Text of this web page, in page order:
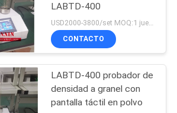
LABTD-400
CONTACTO
LABTD-400 probador de
densidad a granel con
pantalla táctil en polvo